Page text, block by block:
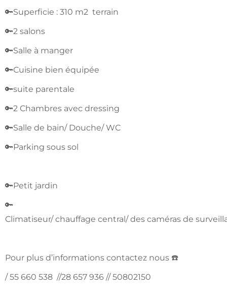
🔑Superficie : 310 m2 terrain
🔑2 salons
🔑Salle à manger
🔑Cuisine bien équipée
🔑suite parentale
🔑2 Chambres avec dressing
🔑Salle de bain/ Douche/ WC
🔑Parking sous sol
🔑Petit jardin
🔑
Climatiseur/ chauffage central/ des caméras de
Pour plus d’informations contactez nous ☎️
/ 55 660 538 //28 657 936 // 50802150